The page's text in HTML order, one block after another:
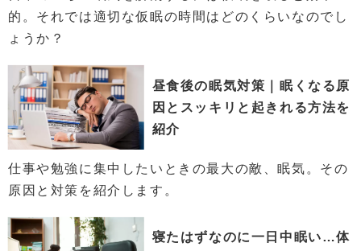
的。それでは適切な仮眠の時間はどのくらいなのでし
ょうか？
昼食後の眠気対策｜眠くなる原
因とスッキリと起きれる方法を
紹介
仕事や勉強に集中したいときの最大の敵、眠気。その
原因と対策を紹介します。
寝たはずなのに一日中眠い…体